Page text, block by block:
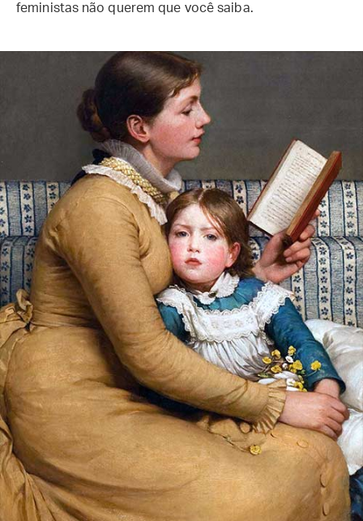
feministas não querem que você saiba.